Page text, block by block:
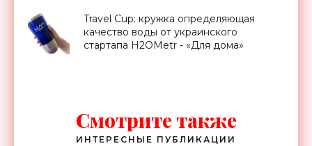
Travel Cup: кружка определяющая
качество воды от украинского
стартапа H2OMetr - «Для дома»
Смотрите также
ИНТЕРЕСНЫЕ ПУБЛИКАЦИИ